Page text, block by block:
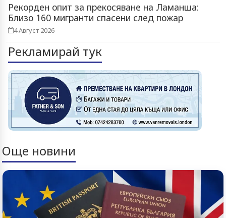
Рекорден опит за прекосяване на Ламанша:
Близо 160 мигранти спасени след пожар
4 Август 2026
Рекламирай тук
Още новини